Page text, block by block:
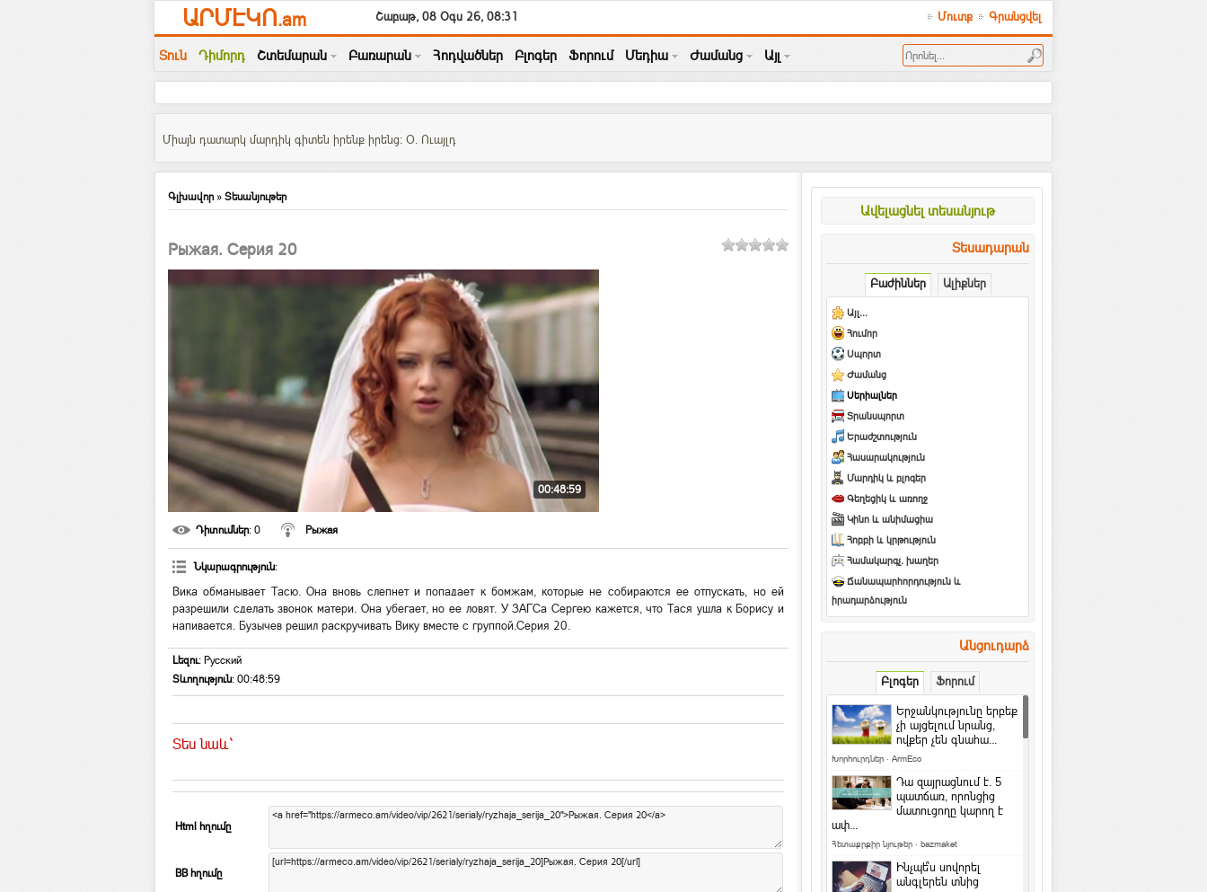
ԱՐՄԷԿՈ.am Շաբաթ, 08 Օգս 26, 08:31 Մուտք Գրանցվել
Տուն Դիմորդ Շտեմարան Բառարան Հոդվածներ Բլոգեր Ֆորում Մեդիա Ժամանց Այլ
Միայն դատարկ մարդիկ գիտեն իրենք իրենց: Օ. Ուայլդ
Գլխավոր» Տեսանյութեր
Рыжая. Серия 20
00:48:59
Դիտումներ: 0 Рыжая
Նկարագրություն:
Вика обманывает Тасю. Она вновь слепнет и попадает к бомжам, которые не собираются ее отпускать, но ей
разрешили сделать звонок матери. Она убегает, но ее ловят. У ЗАГСа Сергею кажется, что Тася ушла к Борису и
напивается. Бузычев решил раскручивать Вику вместе с группой.Серия 20.
Լեզու: Русский
Տևողություն: 00:48:59
Տես նաև`
Html հղումը
BB հղումը
Ավելացնել տեսանյութ
Տեսադարան
Բաժիններ Ալիքներ
Այլ...
Հումոր
Սպորտ
Ժամանց
Սերիալներ
Տրանսպորտ
Երաժշտություն
Հասարակություն
Մարդիկ և բլոգեր
Գեղեցիկ և առողջ
Կինո և անիմացիա
Հոբբի և կրթություն
Համակարգչ. խաղեր
Ճանապարհորդություն և
իրադարձություն
Անցուդարձ
Բլոգեր Ֆորում
Երջանկությունը երբեք
չի այցելում նրանց,
ովքեր չեն գնահա...
Խորհուրդներ · ArmEco
Դա զայրացնում է․ 5
պատճառ, որոնցից
մատուցողը կարող է
ափ...
Հետաքրքիր նյութեր · bazmaket
Ինչպե՞ս սովորել
անգլերեն տնից